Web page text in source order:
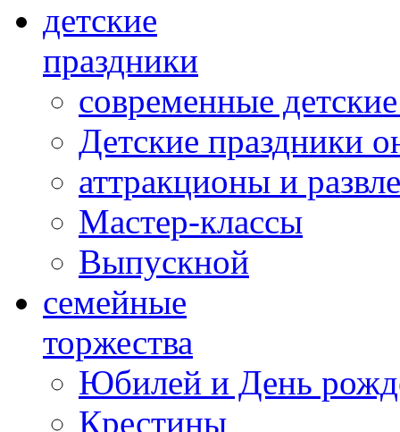
детские
праздники
современные
Детские праздники
аттракционы и
Мастер-классы
Выпускной
cемейные
торжества
Юбилей и День
Крестины